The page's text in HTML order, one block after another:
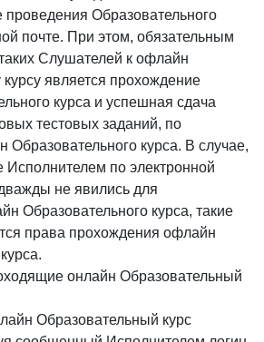
Образовательного
почте. При этом, обязательным
Слушателей к офлайн
является прохождение
курса и успешная сдача
тестовых заданий, по
Образовательного курса. В случае,
по электронной
не явились для
Образовательного курса, такие
права прохождения офлайн
онлайн Образовательный
Образовательный курс